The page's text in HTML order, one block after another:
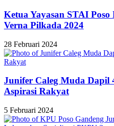
Ketua Yayasan STAI
Verna Pilkada 2024
28 Februari 2024
Junifer Caleg Muda Dapil
Aspirasi Rakyat
5 Februari 2024